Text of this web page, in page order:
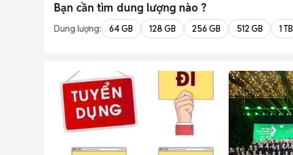
Bạn cần tìm dung lượng nào ?
Dung lượng: 64 GB 128 GB 256 GB 512 GB 1 TB